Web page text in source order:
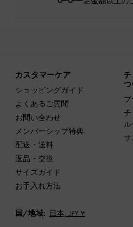
カスタマーケア
ショッピングガイド
よくあるご質問
お問い合わせ
メンバーシップ特典
配送・送料
返品・交換
サイズガイド
お手入れ方法
国/地域: 日本, JPY ¥